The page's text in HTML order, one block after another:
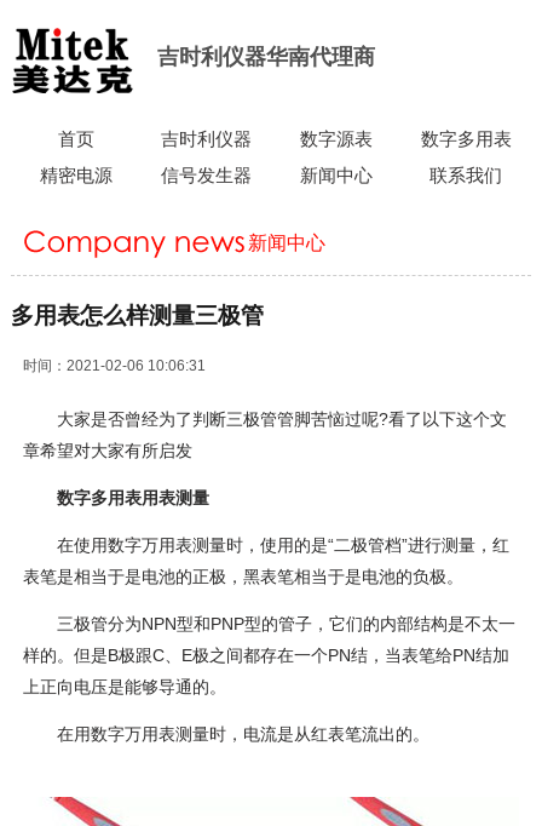
吉时利仪器华南代理商
首页 吉时利仪器 数字源表
数字多用表
精密电源
信号发生器 新闻中心 联系我们
新闻中心
当前位置：首页 > 新闻中心
多用表怎么样测量三极管
时间：2021-02-06 10:06:31
大家是否曾经为了判断三极管管脚苦恼过呢?看了以下这个文
章希望对大家有所启发
数字多用表用表测量
在使用数字万用表测量时，使用的是“二极管档”进行测量，红
表笔是相当于是电池的正极，黑表笔相当于是电池的负极。
三极管分为NPN型和PNP型的管子，它们的内部结构是不太一
样的。但是B极跟C、E极之间都存在一个PN结，当表笔给PN结加
上正向电压是能够导通的。
在用数字万用表测量时，电流是从红表笔流出的。